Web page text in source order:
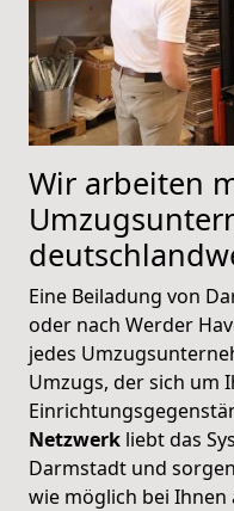
Wir arbeiten
Eine Beiladung von
oder nach Werder
jedes
Umzugs, der sich um
Netzwerk liebt das
Darmstadt und
wie möglich bei Ihnen